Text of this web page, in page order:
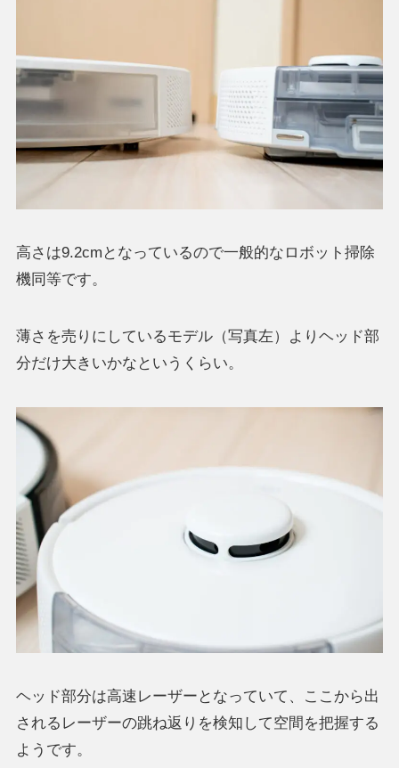
高さは9.2cmとなっているので一般的なロボット掃除
機同等です。
薄さを売りにしているモデル（写真左）よりヘッド部
分だけ大きいかなというくらい。
ヘッド部分は高速レーザーとなっていて、ここから出
されるレーザーの跳ね返りを検知して空間を把握する
ようです。